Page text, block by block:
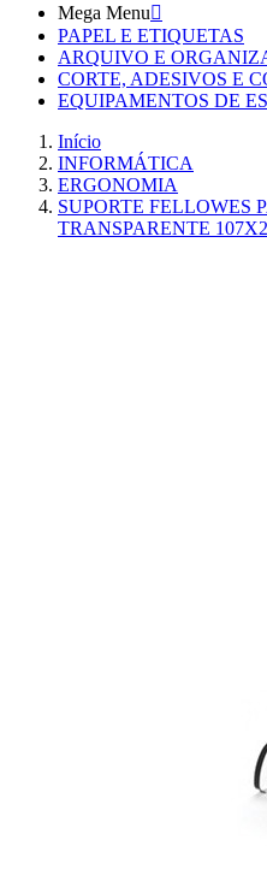
Mega Menu
PAPEL E ETIQUETAS
ARQUIVO E
CORTE, ADESIVOS E
EQUIPAMENTOS DE
Início
INFORMÁTICA
ERGONOMIA
SUPORTE FELLOWES
TRANSPARENTE